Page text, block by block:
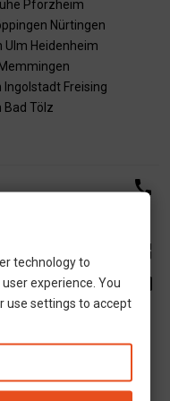
Pforzheim
Nürtingen
Ulm Heidenheim
Memmingen
Ingolstadt Freising
Bad Tölz
Budapest
call
open_in_new
email
technology to
experience. You
use settings to accept